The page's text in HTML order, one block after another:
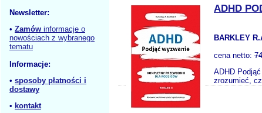
Newsletter:
• Zamów informacje o
nowościach z wybranego
tematu
Informacje:
• sposoby płatności i
dostawy
• kontakt
ADHD
BARKLEY
cena netto:
ADHD
zrozumieć,